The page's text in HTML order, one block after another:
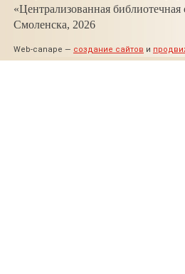
«Централизованная библиотечная
Смоленска, 2026
Web-canape — создание сайтов и